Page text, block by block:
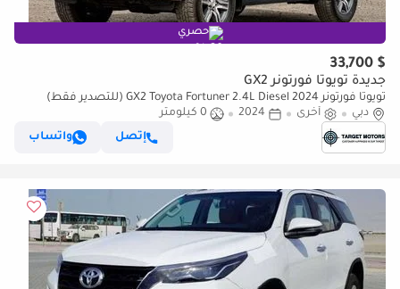
حصري
$ 33,700
جديدة تويوتا فورتونر GX2
تويوتا فورتونر GX2 Toyota Fortuner 2.4L Diesel 2024 (للتصدير فقط)
دبي
أخرى 2024
0 كيلومتر
إتصل
واتساب